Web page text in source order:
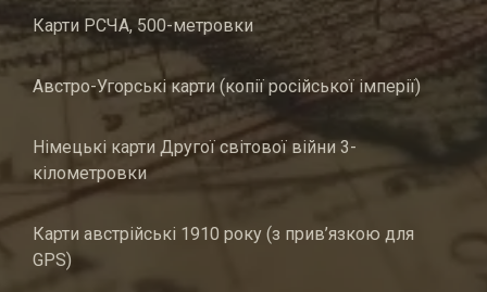
Карти РСЧА, 500-метровки
Австро-Угорські карти (копії російської імперії)
Німецькі карти Другої світової війни 3-
кілометровки
Карти австрійські 1910 року (з прив’язкою для
GPS)